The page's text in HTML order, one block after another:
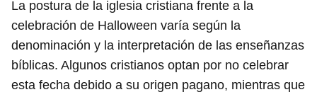
La postura de la iglesia cristiana frente a la
celebración de Halloween varía según la
denominación y la interpretación de las enseñanzas
bíblicas. Algunos cristianos optan por no celebrar
esta fecha debido a su origen pagano, mientras que